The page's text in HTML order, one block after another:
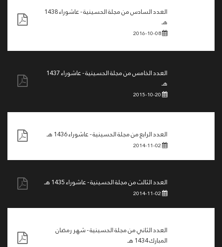
العدد السادس من مجلة الحسينية - عاشوراء 1438
هـ
العدد الخامس من مجلة الحسينية - عاشوراء 1437
هـ
العدد الرابع من مجلة الحسينية - عاشوراء 1436 هـ
العدد الثالث من مجلة الحسينية - عاشوراء 1435 هـ
العدد الثاني من مجلة الحسينية - شهر رمضان
المبارك 1434 هـ